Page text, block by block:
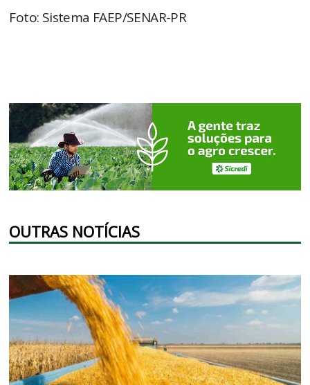
Foto: Sistema FAEP/SENAR-PR
OUTRAS NOTÍCIAS